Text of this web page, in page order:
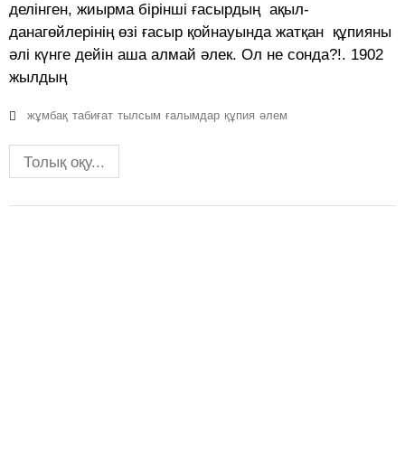
делінген, жиырма бірінші ғасырдың ақыл-
данагөйлерінің өзі ғасыр қойнауында жатқан құпияны
әлі күнге дейін аша алмай әлек. Ол не сонда?!. 1902
жылдың
жұмбақ табиғат тылсым ғалымдар құпия әлем
Толық оқу...